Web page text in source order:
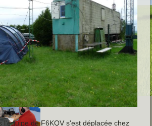
l'équipe de F6KQV s'est déplacée chez